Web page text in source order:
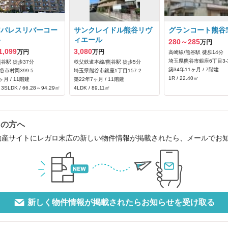
レスリバーコー
万円
谷駅 徒歩37分
市村岡399‐5
月 / 11階建
3SLDK / 66.28～94.29㎡
サンクレイドル熊谷リヴ
ィエール
3,080万円
秩父鉄道本線/熊谷駅 徒歩5分
埼玉県熊谷市銀座1丁目157‐2
築22年7ヶ月 / 11階建
4LDK / 89.11㎡
グランコート熊谷
280～285万円
高崎線/熊谷駅 徒歩14分
埼玉県熊谷市銀座6丁目
築34年11ヶ月 / 7階建
1R / 22.40㎡
方へ
サイトにレガロ末広の新しい物件情報が掲載されたら、メールでお
新しく物件情報が掲載されたらお知らせを受け取る